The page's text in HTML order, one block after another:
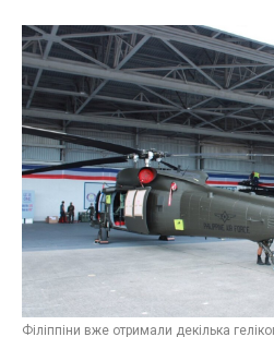
Філіппіни вже отримали декілька